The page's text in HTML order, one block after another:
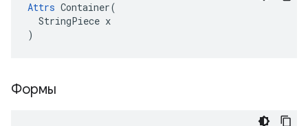
Attrs Container(
  StringPiece x
)
Формы